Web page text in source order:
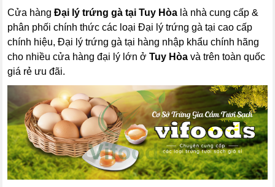
Cửa hàngĐại lý trứng gà tại Tuy Hòa là nhà cung cấp &
phân phối chính thức các loại Đại lý trứng gà tại cao cấp
chính hiệu, Đại lý trứng gà tại hàng nhập khẩu chính hãng
cho nhiều cửa hàng đại lý lớn ởTuy Hòa và trên toàn quốc
giá rẻ ưu đãi.